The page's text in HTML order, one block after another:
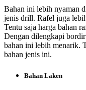
Bahan ini lebih nyaman
jenis drill. Rafel juga
Tentu saja harga bahan
Dengan dilengkapi
bahan ini lebih menarik.
bahan jenis ini.
Bahan Laken